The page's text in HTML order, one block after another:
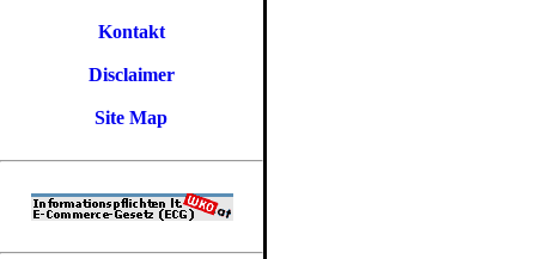
Kontakt
Disclaimer
Site Map